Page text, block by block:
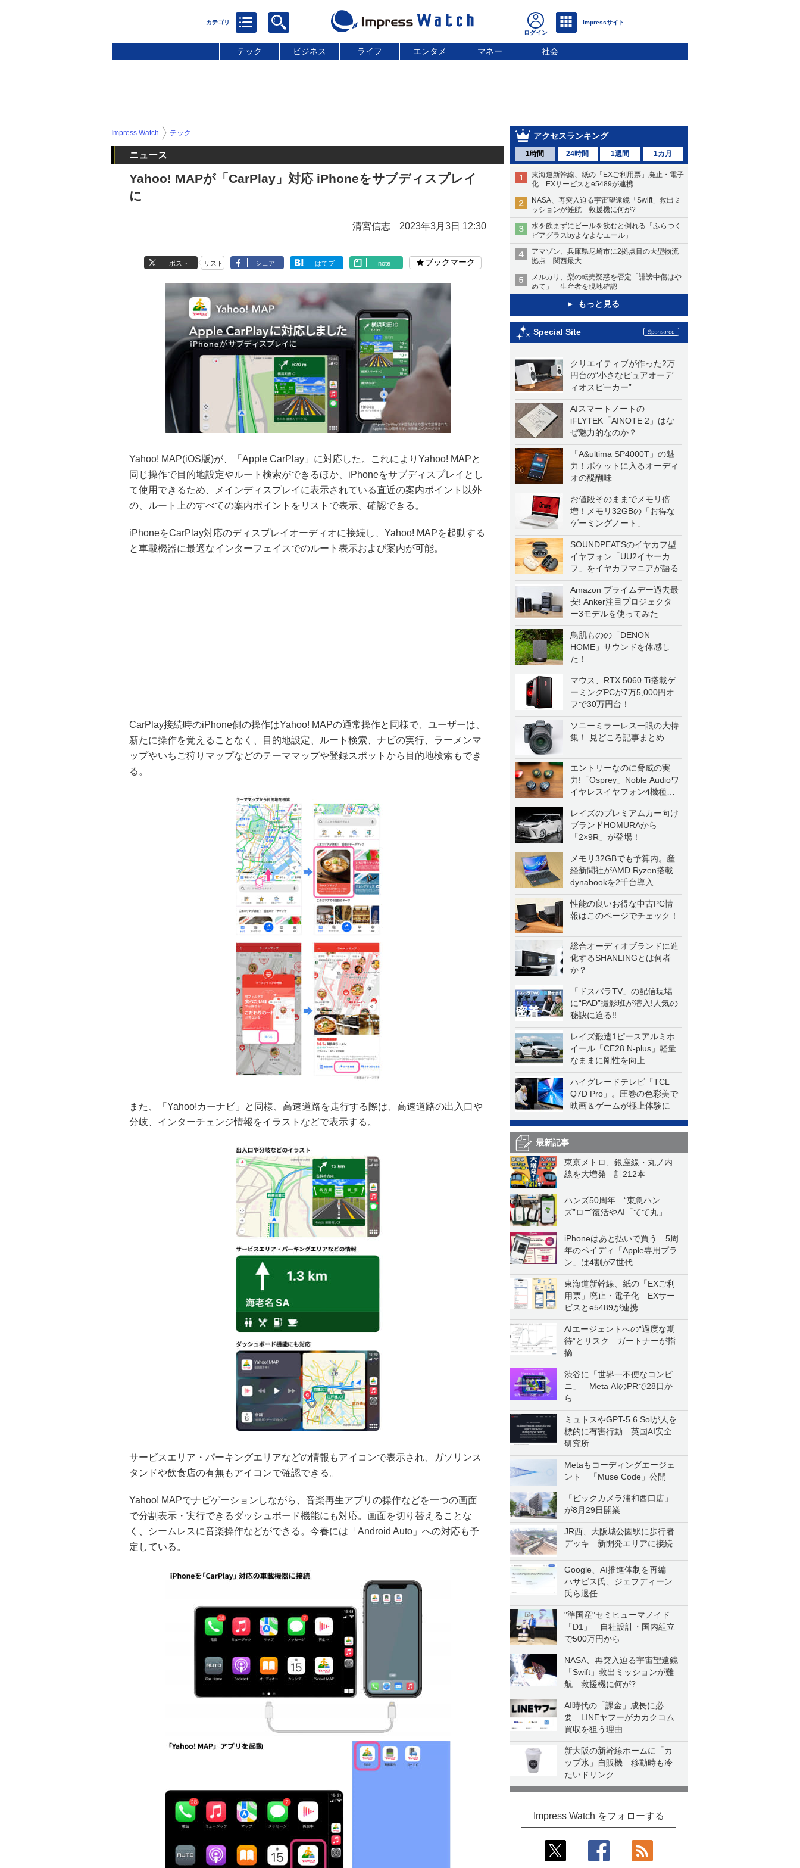
テック ビジネス ライフ エンタメ マネー 社会
アクセスランキング
1時間 24時間 1週間 1カ月
東海道新幹線、紙の「EXご利用票」廃止・電子
化 EXサービスとe5489が連携
NASA、再突入迫る宇宙望遠鏡「Swift」救出ミ
ッションが難航 救援機に何が?
水を飲まずにビールを飲むと倒れる「ふらつく
ビアグラスbyよなよなエール」
アマゾン、兵庫県尼崎市に2拠点目の大型物流
拠点 関西最大
メルカリ、梨の転売疑惑を否定「誹謗中傷はや
めて」 生産者を現地確認
もっと見る
Special Site
クリエイティブが作った2万
円台の“小さなピュアオーデ
ィオスピーカー”
AIスマートノートの
iFLYTEK「AINOTE 2」はな
ぜ魅力的なのか？
「A&ultima SP4000T」の魅
力！ポケットに入るオーディ
オの醍醐味
お値段そのままでメモリ倍
増！メモリ32GBの「お得な
ゲーミングノート」
SOUNDPEATSのイヤカフ型
イヤフォン「UU2イヤーカ
フ」をイヤカフマニアが語る
Amazon プライムデー過去最
安! Anker注目プロジェクタ
ー3モデルを使ってみた
鳥肌ものの「DENON
HOME」サウンドを体感し
た！
マウス、RTX 5060 Ti搭載ゲ
ーミングPCが7万5,000円オ
フで30万円台！
ソニーミラーレス一眼の大特
集！ 見どころ記事まとめ
エントリーなのに脅威の実
力!「Osprey」Noble Audioワ
イヤレスイヤフォン4機種を
一気に聴く
レイズのプレミアムカー向け
ブランドHOMURAから
「2×9R」が登場！
メモリ32GBでも予算内。産
経新聞社がAMD Ryzen搭載
dynabookを2千台導入
性能の良いお得な中古PC情
報はこのページでチェック！
総合オーディオブランドに進
化するSHANLINGとは何者
か？
「ドスパラTV」の配信現場
に“PAD”撮影班が潜入!人気の
秘訣に迫る!!
レイズ鍛造1ピースアルミホ
イール「CE28 N-plus」軽量
なままに剛性を向上
ハイグレードテレビ「TCL
Q7D Pro」。圧巻の色彩美で
映画＆ゲームが極上体験に
最新記事
東京メトロ、銀座線・丸ノ内
線を大増発 計212本
ハンズ50周年 “東急ハン
ズ”ロゴ復活やAI「てて丸」
iPhoneはあと払いで買う 5周
年のペイディ「Apple専用プラ
ン」は4割がZ世代
東海道新幹線、紙の「EXご利
用票」廃止・電子化 EXサー
ビスとe5489が連携
AIエージェントへの“過度な期
待”とリスク ガートナーが指
摘
渋谷に「世界一不便なコンビ
ニ」 Meta AIのPRで28日か
ら
ミュトスやGPT-5.6 Solが人を
標的に有害行動 英国AI安全
研究所
Metaもコーディングエージェ
ント 「Muse Code」公開
「ビックカメラ浦和西口店」
が8月29日開業
JR西、大阪城公園駅に歩行者
デッキ 新開発エリアに接続
Google、AI推進体制を再編
ハサビス氏、ジェフディーン
氏ら退任
"準国産"セミヒューマノイド
「D1」 自社設計・国内組立
で500万円から
NASA、再突入迫る宇宙望遠鏡
「Swift」救出ミッションが難
航 救援機に何が?
AI時代の「課金」成長に必
要 LINEヤフーがカカクコム
買収を狙う理由
新大阪の新幹線ホームに「カ
ップ氷」自販機 移動時も冷
たいドリンク
Impress Watch をフォローする
Impress Watch テック
ニュース
Yahoo! MAPが「CarPlay」対応 iPhoneをサブディスプレイ
に
清宮信志 2023年3月3日 12:30
ポスト リスト シェア はてブ note ブックマーク
Yahoo! MAP(iOS版)が、「Apple CarPlay」に対応した。これによりYahoo! MAPと
同じ操作で目的地設定やルート検索ができるほか、iPhoneをサブディスプレイとし
て使用できるため、メインディスプレイに表示されている直近の案内ポイント以外
の、ルート上のすべての案内ポイントをリストで表示、確認できる。
iPhoneをCarPlay対応のディスプレイオーディオに接続し、Yahoo! MAPを起動する
と車載機器に最適なインターフェイスでのルート表示および案内が可能。
CarPlay接続時のiPhone側の操作はYahoo! MAPの通常操作と同様で、ユーザーは、
新たに操作を覚えることなく、目的地設定、ルート検索、ナビの実行、ラーメンマ
ップやいちご狩りマップなどのテーママップや登録スポットから目的地検索もでき
る。
また、「Yahoo!カーナビ」と同様、高速道路を走行する際は、高速道路の出入口や
分岐、インターチェンジ情報をイラストなどで表示する。
サービスエリア・パーキングエリアなどの情報もアイコンで表示され、ガソリンス
タンドや飲食店の有無もアイコンで確認できる。
Yahoo! MAPでナビゲーションしながら、音楽再生アプリの操作などを一つの画面
で分割表示・実行できるダッシュボード機能にも対応。画面を切り替えることな
く、シームレスに音楽操作などができる。今春には「Android Auto」への対応も予
定している。